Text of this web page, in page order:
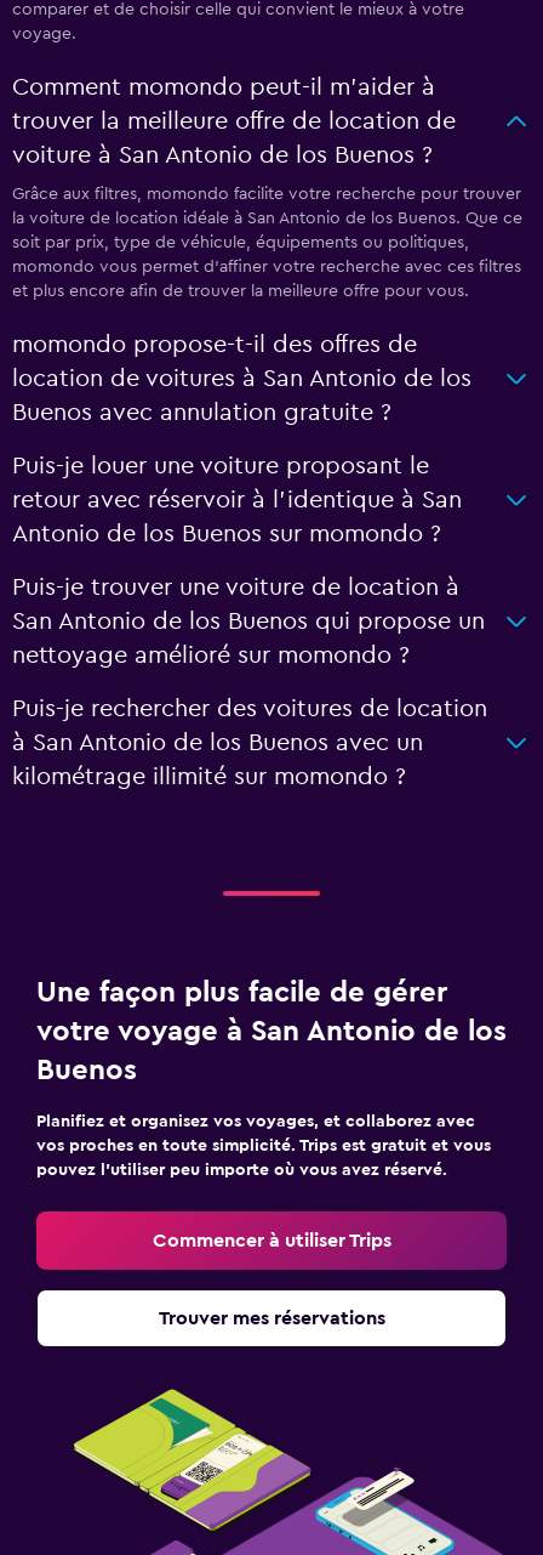
comparer et de choisir celle qui convient le mieux à votre
voyage.
Comment momondo peut-il m’aider à
trouver la meilleure offre de location de
voiture à San Antonio de los Buenos ?
Grâce aux filtres, momondo facilite votre recherche pour trouver
la voiture de location idéale à San Antonio de los Buenos. Que ce
soit par prix, type de véhicule, équipements ou politiques,
momondo vous permet d'affiner votre recherche avec ces filtres
et plus encore afin de trouver la meilleure offre pour vous.
momondo propose-t-il des offres de
location de voitures à San Antonio de los
Buenos avec annulation gratuite ?
Puis-je louer une voiture proposant le
retour avec réservoir à l’identique à San
Antonio de los Buenos sur momondo ?
Puis-je trouver une voiture de location à
San Antonio de los Buenos qui propose un
nettoyage amélioré sur momondo ?
Puis-je rechercher des voitures de location
à San Antonio de los Buenos avec un
kilométrage illimité sur momondo ?
Une façon plus facile de gérer
votre voyage à San Antonio de los
Buenos
Planifiez et organisez vos voyages, et collaborez avec
vos proches en toute simplicité. Trips est gratuit et vous
pouvez l’utiliser peu importe où vous avez réservé.
Commencer à utiliser Trips
Trouver mes réservations